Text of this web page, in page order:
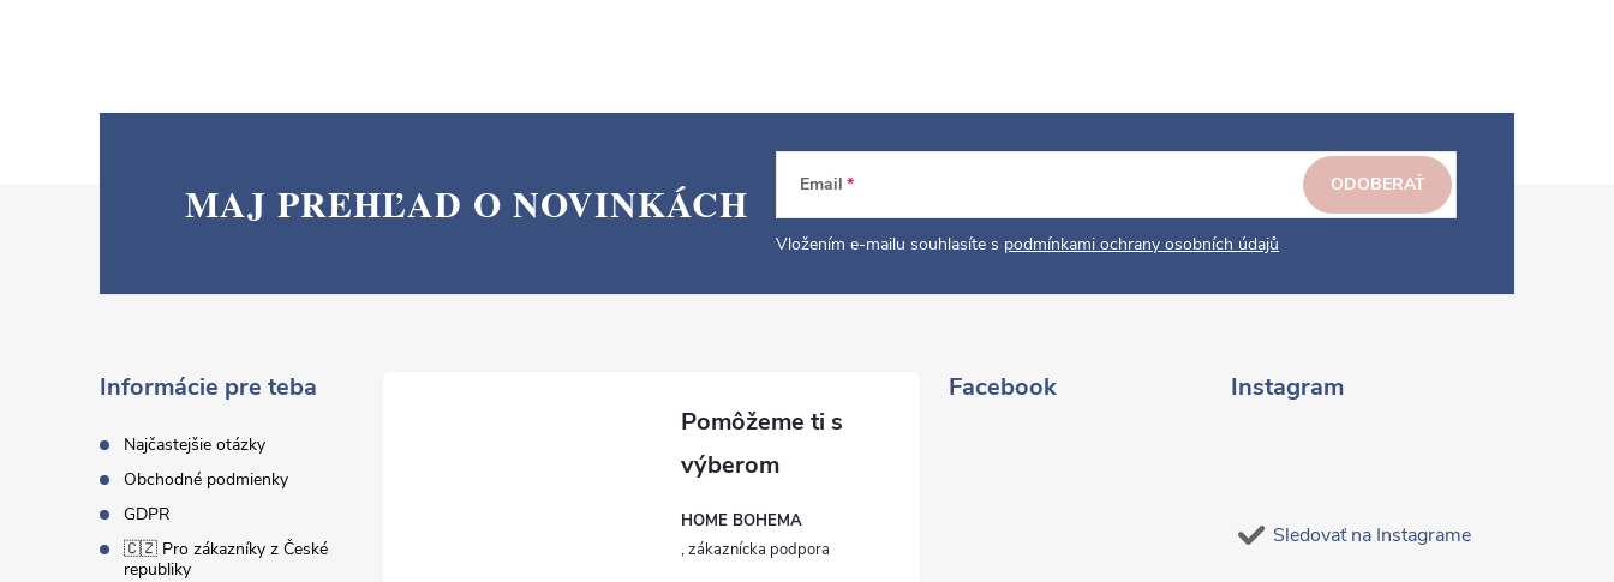
MAJ PREHĽAD O NOVINKÁCH Email
Vložením e-mailu souhlasíte s podmínkami ochrany osobních údajů
ODOBERAŤ
Informácie pre teba
Najčastejšie otázky
Obchodné podmienky
GDPR
🇨🇿 Pro zákazníky z České
republiky
HOME BOHEMA
Facebook Instagram
Sledovať na Instagrame